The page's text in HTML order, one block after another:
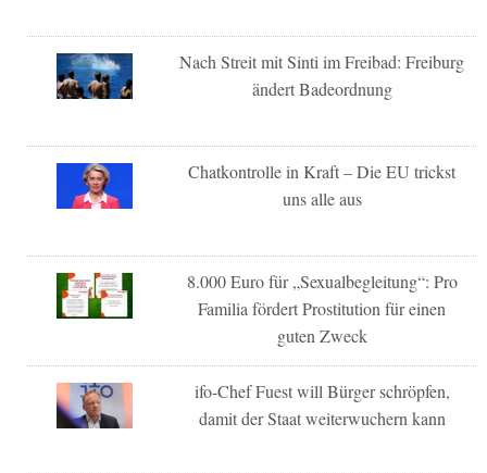
Nach Streit mit Sinti im Freibad: Freiburg
ändert Badeordnung
Chatkontrolle in Kraft – Die EU trickst
uns alle aus
8.000 Euro für „Sexualbegleitung“: Pro
Familia fördert Prostitution für einen
guten Zweck
ifo-Chef Fuest will Bürger schröpfen,
damit der Staat weiterwuchern kann